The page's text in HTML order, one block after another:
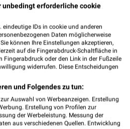
ab Mo. den 10.08.
Aug.
unbedingt erforderliche cookie
IDs in cookie und anderen
Daten möglicherweise
können Ihre Einstellungen akzeptieren,
auf die Fingerabdruck-Schaltfläche in
Fingerabdruck oder den Link in der Fußzeile
widerrufen. Diese Entscheidungen
und Folgendes zu tun:
Auswahl von Werbeanzeigen. Erstellung
Erstellung von Profilen zur
der Werbeleistung. Messung der
aus verschiedenen Quellen. Entwicklung